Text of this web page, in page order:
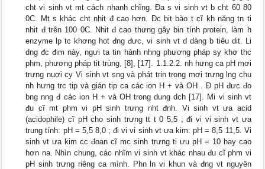
cht vi sinh vt mt cách nhanh chĩng. Đa s vi sinh vt b cht 60 80
0C. Mt s khác cht nhit đ cao hơn. Đc bit bào t cĩ kh năng tn ti
nhit đ trên 100 0C. Nhit đ cao thưng gây bin tính protein, làm h
enzyme lp tc khơng hot đng đưc, vi sinh vt d dàng b tiêu dit. Li
dng đc đim này, ngưi ta tin hành nhng phương pháp sy khơ thc
phm, phương pháp tit trùng, [8], [17]. 1.1.2.2. nh hưng ca pH mơi
trưng nuơi cy Vi sinh vt sng và phát trin trong mơi trưng lng chu
nh hưng trc tip và gián tip ca các ion H + và OH . Đ pH đưc đo
bng nng đ các ion H + và OH trong dung dch [17]. Mi vi sinh vt
đu cĩ mt phm vi pH sinh trưng nht đnh. Vi sinh vt ưa acid
(acidophile) cĩ pH cho sinh trưng tt t 0 5,5 ; đi vi vi sinh vt ưa
trung tính: pH = 5,5 8,0 ; đi vi vi sinh vt ưa kim: pH = 8,5 11,5. Vi
sinh vt ưa kim cc đoan cĩ mc sinh trưng ti ưu pH = 10 hay cao
hơn na. Nhìn chung, các nhĩm vi sinh vt khác nhau đu cĩ phm vi
pH sinh trưng riêng ca mình. Phn ln vi khun và đng vt nguyên